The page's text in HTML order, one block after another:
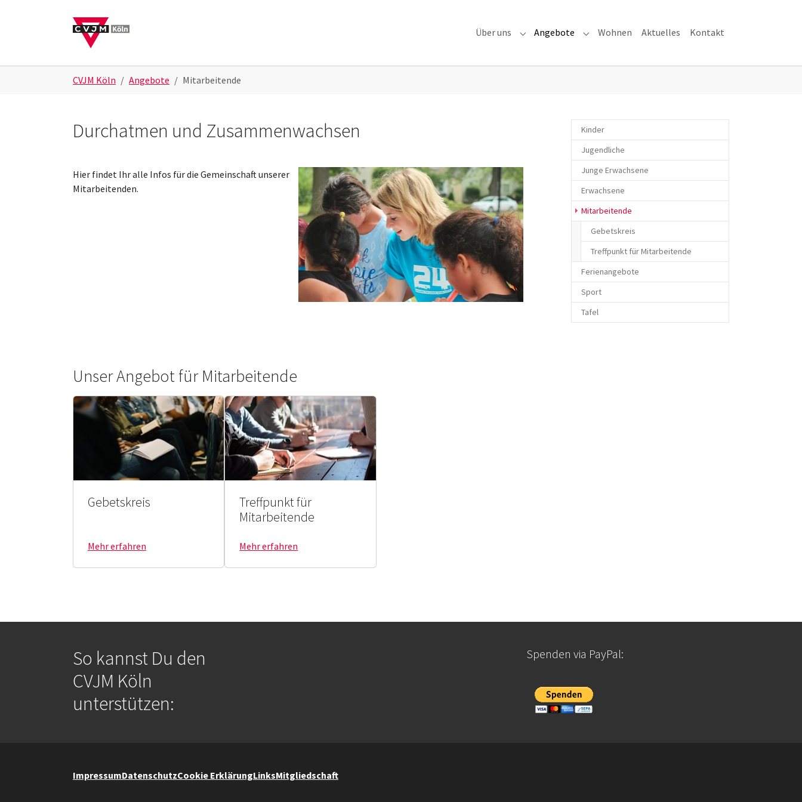
Über uns Submenu for "Über uns"
Angebote Submenu for "Angebote"
Wohnen Aktuelles Kontakt
CVJM Köln Angebote Mitarbeitende
Durchatmen und Zusammenwachsen
Hier findet Ihr alle Infos für die Gemeinschaft unserer
Mitarbeitenden.
Unser Angebot für Mitarbeitende
Gebetskreis
Mehr erfahren
Treffpunkt für
Mitarbeitende
Mehr erfahren
Kinder
Jugendliche
Junge Erwachsene
Erwachsene
Mitarbeitende
Gebetskreis
Treffpunkt für Mitarbeitende
Ferienangebote
Sport
Tafel
So kannst Du den
CVJM Köln
unterstützen:
Spenden via PayPal:
ImpressumDatenschutzCookie ErklärungLinksMitgliedschaft